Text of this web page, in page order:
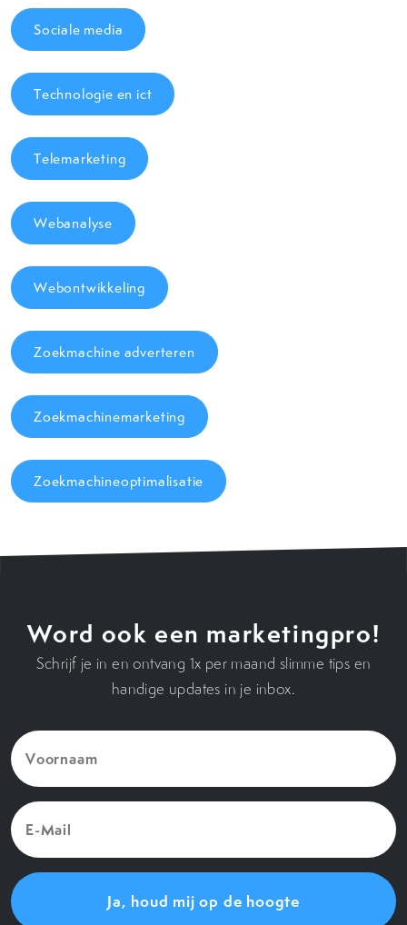
Sociale media
Technologie en ict
Telemarketing
Webanalyse
Webontwikkeling
Zoekmachine adverteren
Zoekmachinemarketing
Zoekmachineoptimalisatie
Word ook een marketingpro!
Schrijf je in en ontvang 1x per maand slimme tips en
handige updates in je inbox.
Voornaam
(Vereist)
E-
Mail
(Vereist)